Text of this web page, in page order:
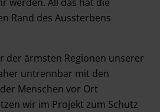
Rand des Aussterbens
der ärmsten Regionen unserer
untrennbar mit den
Menschen vor Ort
wir im Projekt zum Schutz